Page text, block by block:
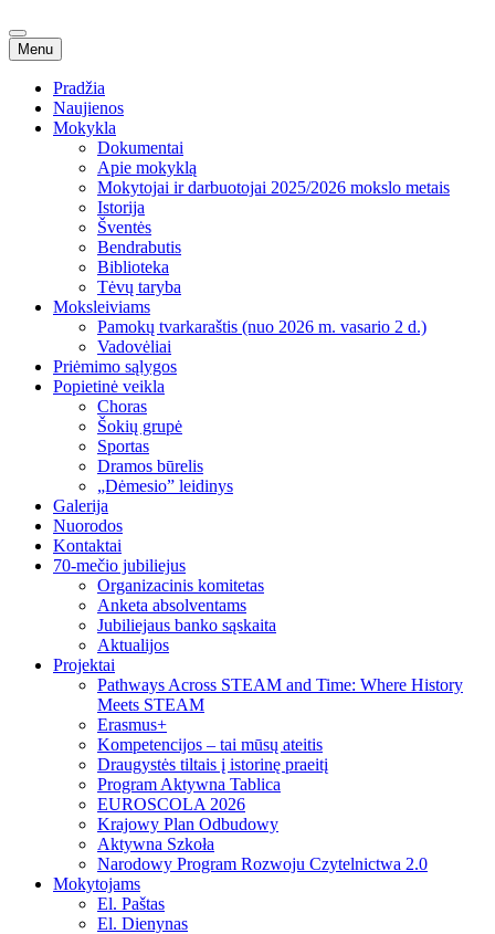
Menu
Pradžia
Naujienos
Mokykla
Dokumentai
Apie mokyklą
Mokytojai ir darbuotojai 2025/2026 mokslo metais
Istorija
Šventės
Bendrabutis
Biblioteka
Tėvų taryba
Moksleiviams
Pamokų tvarkaraštis (nuo 2026 m. vasario 2 d.)
Vadovėliai
Priėmimo sąlygos
Popietinė veikla
Choras
Šokių grupė
Sportas
Dramos būrelis
„Dėmesio” leidinys
Galerija
Nuorodos
Kontaktai
70-mečio jubiliejus
Organizacinis komitetas
Anketa absolventams
Jubiliejaus banko sąskaita
Aktualijos
Projektai
Pathways Across STEAM and Time: Where History
Meets STEAM
Erasmus+
Kompetencijos – tai mūsų ateitis
Draugystės tiltais į istorinę praeitį
Program Aktywna Tablica
EUROSCOLA 2026
Krajowy Plan Odbudowy
Aktywna Szkoła
Narodowy Program Rozwoju Czytelnictwa 2.0
Mokytojams
El. Paštas
El. Dienynas